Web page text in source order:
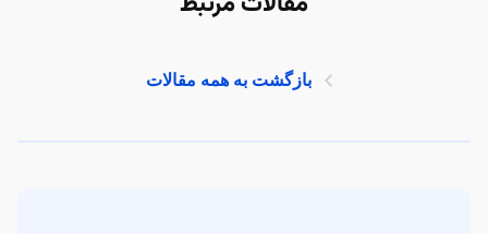
بازگشت به همه مقالات